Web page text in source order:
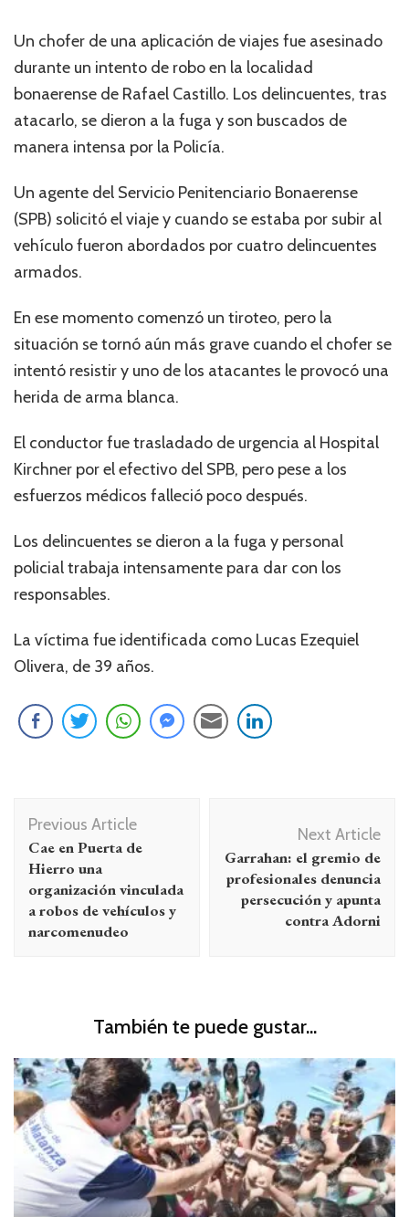
Un chofer de una aplicación de viajes fue asesinado
durante un intento de robo en la localidad
bonaerense de Rafael Castillo. Los delincuentes, tras
atacarlo, se dieron a la fuga y son buscados de
manera intensa por la Policía.
Un agente del Servicio Penitenciario Bonaerense
(SPB) solicitó el viaje y cuando se estaba por subir al
vehículo fueron abordados por cuatro delincuentes
armados.
En ese momento comenzó un tiroteo, pero la
situación se tornó aún más grave cuando el chofer se
intentó resistir y uno de los atacantes le provocó una
herida de arma blanca.
El conductor fue trasladado de urgencia al Hospital
Kirchner por el efectivo del SPB, pero pese a los
esfuerzos médicos falleció poco después.
Los delincuentes se dieron a la fuga y personal
policial trabaja intensamente para dar con los
responsables.
La víctima fue identificada como Lucas Ezequiel
Olivera, de 39 años.
Navegación
de
entradas
Previous Article
Cae en Puerta de
Hierro una
organización vinculada
a robos de vehículos y
narcomenudeo
Next Article
Garrahan: el gremio de
profesionales denuncia
persecución y apunta
contra Adorni
También te puede gustar...